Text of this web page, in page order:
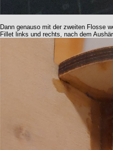
Dann genauso mit der zweiten Flosse
Fillet links und rechts, nach dem